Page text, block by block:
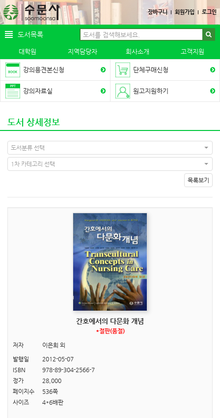
장바구니 회원가입 로그인
도서목록
대학원 지역담당자 회사소개 고객지원
강의용견본신청 단체구매신청
강의자료실 원고지원하기
도서 상세정보
도서분류 선택
1차 카테고리 선택
목록보기
간호에서의 다문화 개념
*절판(품절)
저자
이은희 외
발행일
2012-05-07
ISBN
978-89-304-2566-7
정가
28,000
페이지수
536쪽
사이즈
4*6배판